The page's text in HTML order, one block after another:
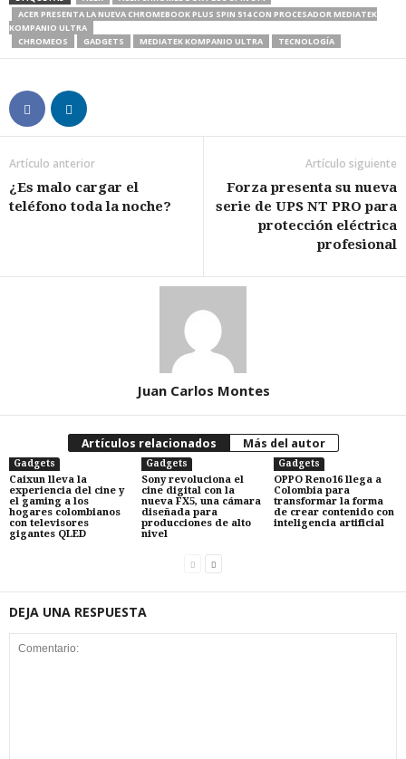
ACER PRESENTA LA NUEVA CHROMEBOOK PLUS SPIN 514 CON PROCESADOR MEDIATEK
KOMPANIO ULTRA
CHROMEOS
GADGETS MEDIATEK KOMPANIO ULTRA TECNOLOGÍA
Artículo anterior
¿Es malo cargar el
teléfono toda la noche?
Artículo siguiente
Forza presenta su nueva
serie de UPS NT PRO para
protección eléctrica
profesional
Juan Carlos Montes
Artículos relacionados Más del autor
Gadgets
Caixun lleva la
experiencia del cine y
el gaming a los
hogares colombianos
con televisores
gigantes QLED
Gadgets
Sony revoluciona el
cine digital con la
nueva FX5, una cámara
diseñada para
producciones de alto
nivel
Gadgets
OPPO Reno16 llega a
Colombia para
transformar la forma
de crear contenido con
inteligencia artificial
DEJA UNA RESPUESTA